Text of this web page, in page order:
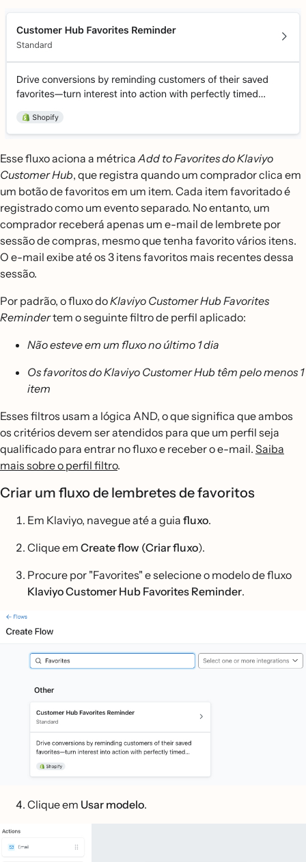
Esse fluxo aciona a métrica Add to Favorites do Klaviyo
Customer Hub, que registra quando um comprador clica em
um botão de favoritos em um item. Cada item favoritado é
registrado como um evento separado. No entanto, um
comprador receberá apenas um e-mail de lembrete por
sessão de compras, mesmo que tenha favorito vários itens.
O e-mail exibe até os 3 itens favoritos mais recentes dessa
sessão.
Por padrão, o fluxo doKlaviyo Customer Hub Favorites
Remindertem o seguinte filtro de perfil aplicado:
Não esteve em um fluxo no último 1 dia
Os favoritos do Klaviyo Customer Hub têm pelo menos 1
item
Esses filtros usam a lógica AND, o que significa que ambos
os critérios devem ser atendidos para que um perfil seja
qualificado para entrar no fluxo e receber o e-mail. Saiba
mais sobre o perfil filtro.
Criar um fluxo de lembretes de favoritos
Em Klaviyo, navegue até a guia fluxo.
Clique em Create flow (Criar fluxo).
Procure por "Favorites" e selecione o modelo de fluxo
Klaviyo Customer Hub Favorites Reminder.
Clique em Usar modelo.